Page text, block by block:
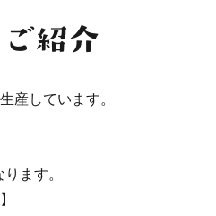
産しています。
ます。